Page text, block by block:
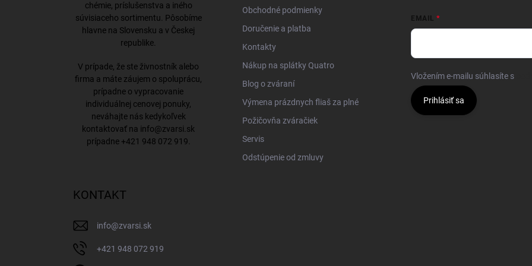
chémie, príslušenstva a iného
súvisiaceho sortimentu. Pôsobíme
hlavne na Slovensku a v Českej
republike.
V prípade, že ste živnostník alebo
firma a máte záujem o spoluprácu,
prípadne o vypracovanie
individuálnej cenovej ponuky,
neváhajte nás kedykoľvek
kontaktovať na info@zvarsi.sk
prípadne +421 948 072 919
Obchodné podmienky
Doručenie a platba
Kontakty
Nákup na splátky Quatro
Blog o zváraní
Výmena prázdnych fliaš za plné
Požičovňa zváračiek
Servis
Odstúpenie od zmluvy
EMAIL
Vložením e-mailu súhlasíte s
Prihlásiť sa
KONTAKT
info@zvarsi.sk
+421 948 072 919